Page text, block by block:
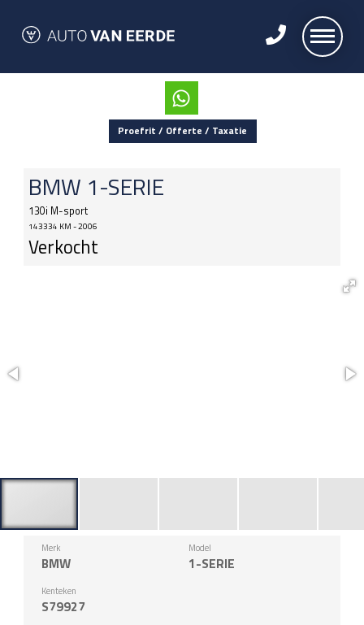
Proefrit / Offerte / Taxatie
BMW 1-SERIE
130i M-sport
143334 KM - 2006
Verkocht
Merk
BMW
Model
1-SERIE
Kenteken
S79927